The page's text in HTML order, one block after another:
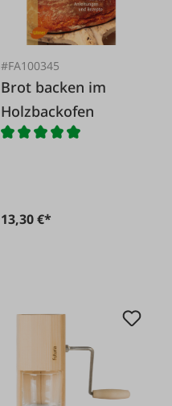
#FA100345
Brot backen im
Holzbackofen
13,30 €*